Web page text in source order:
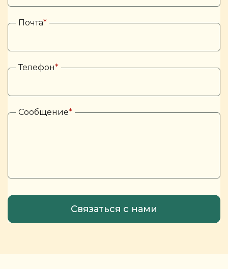
Почта*
Телефон*
Сообщение*